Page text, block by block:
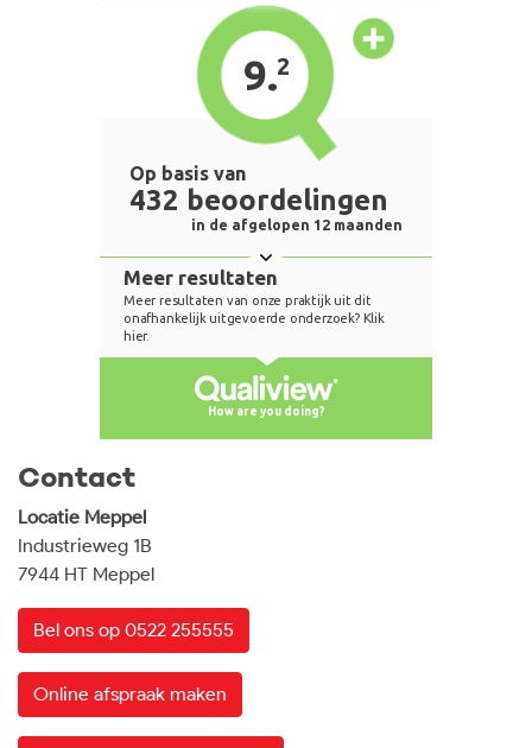
Contact
Locatie Meppel
Industrieweg 1B
7944 HT Meppel
Bel ons op 0522 255555
Online afspraak maken